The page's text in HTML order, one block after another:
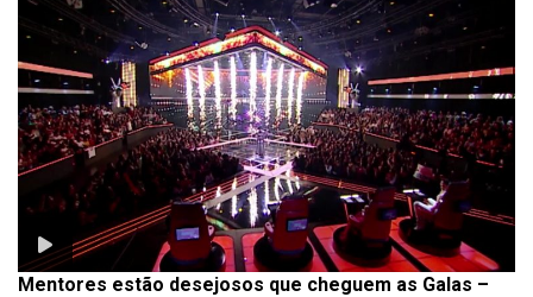
Mentores estão desejosos que cheguem as Galas –